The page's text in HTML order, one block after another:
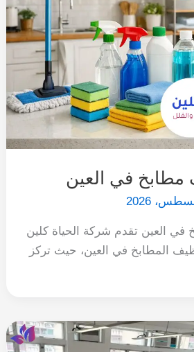
في العين
العين تقدم شركة الحياة كلين
المطابخ في العين، حيث تركز